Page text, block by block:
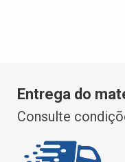
Entrega do
Consulte